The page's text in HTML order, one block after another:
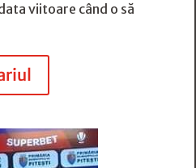
viitoare când o să